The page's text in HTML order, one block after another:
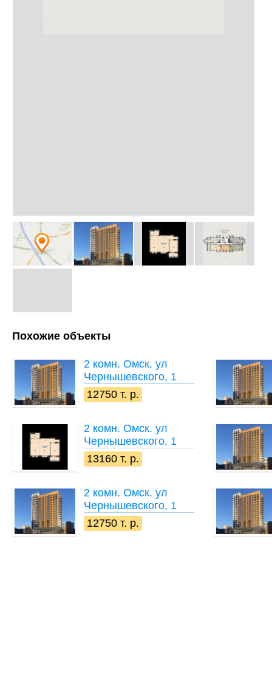
Похожие объекты
2 комн. Омск. ул
Чернышевского, 1
12750 т. р.
2 комн. Омск. ул
Чернышевского, 1
13160 т. р.
2 комн. Омск. ул
Чернышевского, 1
12750 т. р.